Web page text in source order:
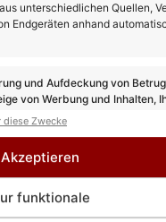
unterschiedlichen Quellen,
Endgeräten anhand
und Aufdeckung von
von Werbung und Inhalten,
und übermitteln.
diese Zwecke
Akzeptieren
funktionale
interessieren:
Findet ihre Show 2026
ist der aktuelle Stand der
Tickets für Zusatzkonzert
erhältlich! Erster